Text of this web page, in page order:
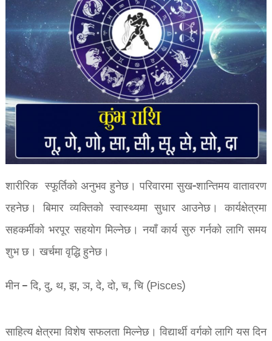
शारीरिक स्फूर्तिको अनुभव हुनेछ। परिवारमा सुख-शान्तिमय वातावरण
रहनेछ। बिमार व्यक्तिको स्वास्थ्यमा सुधार आउनेछ। कार्यक्षेत्रमा
सहकर्मीको भरपूर सहयोग मिल्नेछ। नयाँ कार्य सुरु गर्नको लागि समय
शुभ छ। खर्चमा वृद्धि हुनेछ।
मीन – दि, दु, थ, झ, ञ, दे, दो, च, चि (Pisces)
साहित्य क्षेत्रमा विशेष सफलता मिल्नेछ। विद्यार्थी वर्गको लागि यस दिन